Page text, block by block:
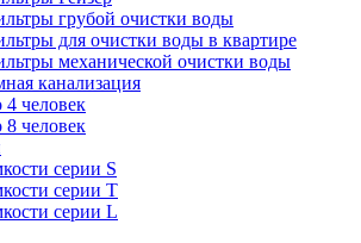
грубой очистки воды
для очистки воды в квартире
механической очистки воды
канализация
4 человек
8 человек
серии S
серии Т
серии L